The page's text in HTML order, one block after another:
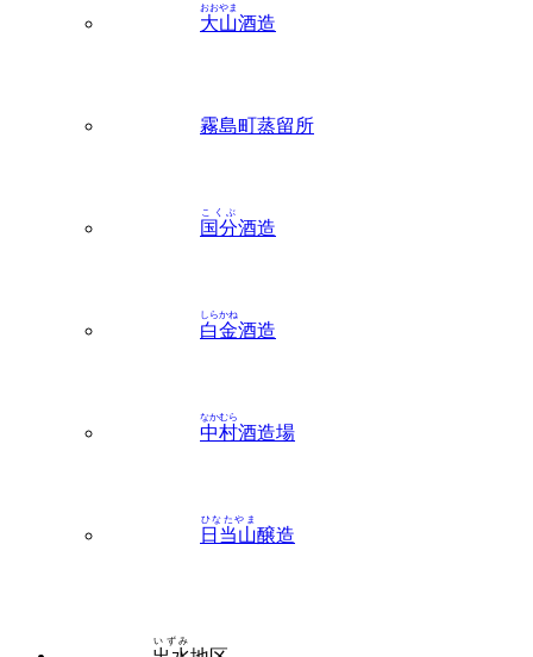
大山
おおやま
酒造
霧島町蒸留所
国分
こくぶ
酒造
白金
しらかね
酒造
中村
なかむら
酒造場
日当山
ひなたやま
醸造
いずみ